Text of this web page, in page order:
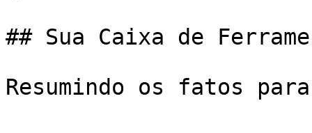
## Sua Caixa de
Resumindo os fatos